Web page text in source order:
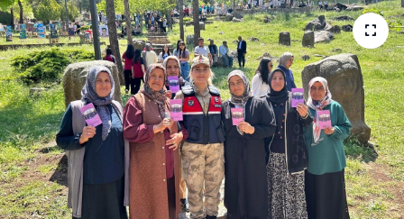
Kültür Sanat
Magazin
Müzik
Piyasa